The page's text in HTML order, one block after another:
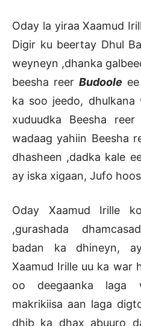
Oday la yiraa Xaamud
Digir ku beertay Dhul
weyneyn ,dhanka
beesha reer Budoole
ka soo jeedo, dhulkana
xuduudka Beesha reer
wadaag yahiin Beesha
dhasheen ,dadka kale
ay iska xigaan, Jufo
Oday Xaamud Irille
,gurashada
badan ka dhineyn,
Xaamud Irille uu ka war
oo deegaanka laga
makrikiisa aan laga
dhib ka dhax abuuro